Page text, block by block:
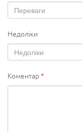
Недоліки
Коментар*